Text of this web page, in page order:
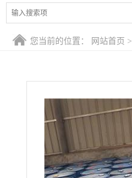
产品展厅
证书荣誉
在线留言
您当前的位置： 网站首页 >